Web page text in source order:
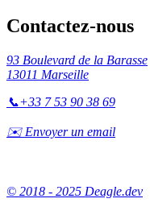
Contactez-nous
93 Boulevard de la Barasse
13011 Marseille
📞+33 7 53 90 38 69
✉️ Envoyer un email
© 2018 - 2025 Deagle.dev